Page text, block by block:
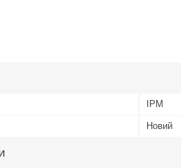
IPM
Новий